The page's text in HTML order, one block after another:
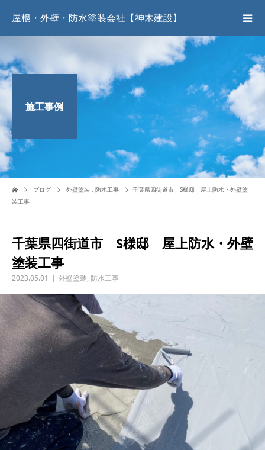
屋根・外壁・防水塗装会社【神木建設】
施工事例
ブログ 外壁塗装 , 防水工事
千葉県四街道市 S様邸 屋上防水・外壁塗
装工事
千葉県四街道市 S様邸 屋上防水・外壁
塗装工事
2023.05.01 外壁塗装, 防水工事